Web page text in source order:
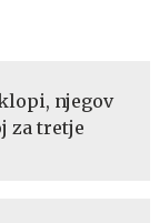
njegov
za tretje